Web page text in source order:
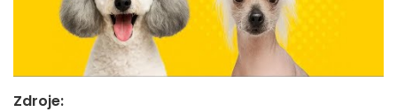
Zdroje: